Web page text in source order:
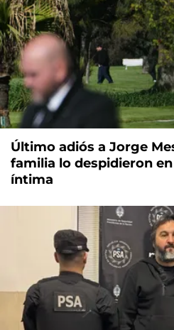
Último adiós a Jorge
familia lo despidieron
íntima